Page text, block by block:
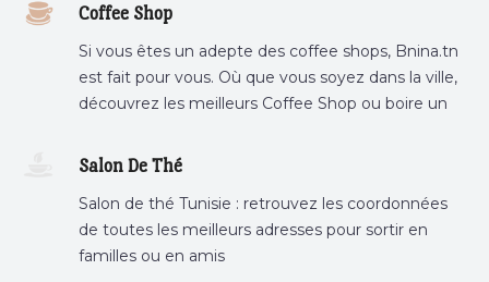
Coffee Shop
Si vous êtes un adepte des coffee shops, Bnina.tn
est fait pour vous. Où que vous soyez dans la ville,
découvrez les meilleurs Coffee Shop ou boire un
Salon De Thé
Salon de thé Tunisie : retrouvez les coordonnées
de toutes les meilleurs adresses pour sortir en
familles ou en amis